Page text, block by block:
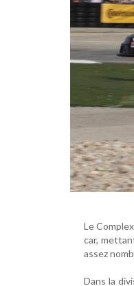
Le
car,
assez
Dans la